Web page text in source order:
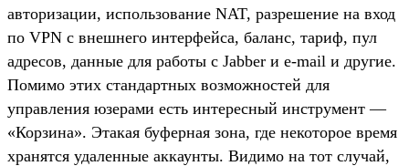
авторизации, использование NAT, разрешение на вход
по VPN с внешнего интерфейса, баланс, тариф, пул
адресов, данные для работы с Jаbber и e-mail и другие.
Помимо этих стандартных возможностей для
управления юзерами есть интересный инструмент —
«Корзина». Этакая буферная зона, где некоторое время
хранятся удаленные аккаунты. Видимо на тот случай,